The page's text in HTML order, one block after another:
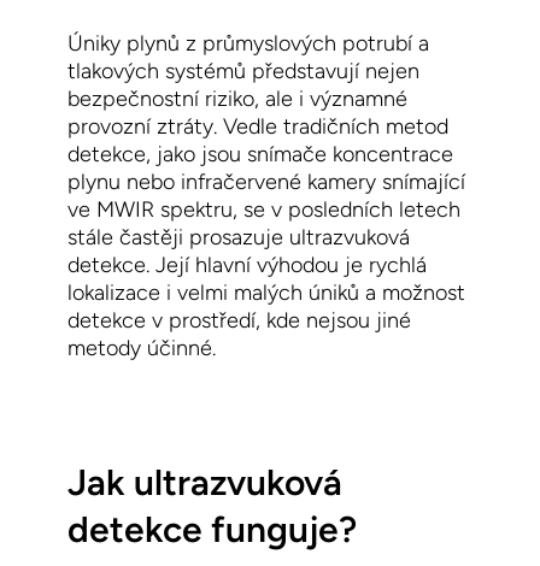
Úniky plynů z průmyslových potrubí a
tlakových systémů představují nejen
bezpečnostní riziko, ale i významné
provozní ztráty. Vedle tradičních metod
detekce, jako jsou snímače koncentrace
plynu nebo infračervené kamerysnímající
ve MWIR spektru, se v posledních letech
stále častěji prosazuje ultrazvuková
detekce. Její hlavní výhodou je rychlá
lokalizace i velmi malých úniků a možnost
detekce v prostředí, kde nejsou jiné
metody účinné.
Jak ultrazvuková
detekce funguje?